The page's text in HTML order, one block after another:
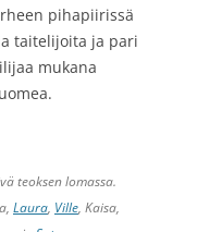
pihapiirissä
taitelijoita ja pari
mukana
teoksen lomassa.
Laura, Ville, Kaisa,